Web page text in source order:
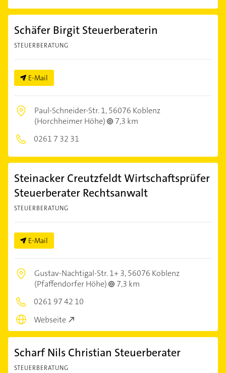
Schäfer Birgit Steuerberaterin
STEUERBERATUNG
E-Mail
Paul-Schneider-Str. 1,56076 Koblenz
(Horchheimer Höhe)
7,3 km
0261 7 32 31
Steinacker Creutzfeldt Wirtschaftsprüfer
Steuerberater Rechtsanwalt
STEUERBERATUNG
E-Mail
Gustav-Nachtigal-Str. 1+ 3,56076 Koblenz
(Pfaffendorfer Höhe)
7,3 km
0261 97 42 10
Webseite
Scharf Nils Christian Steuerberater
STEUERBERATUNG